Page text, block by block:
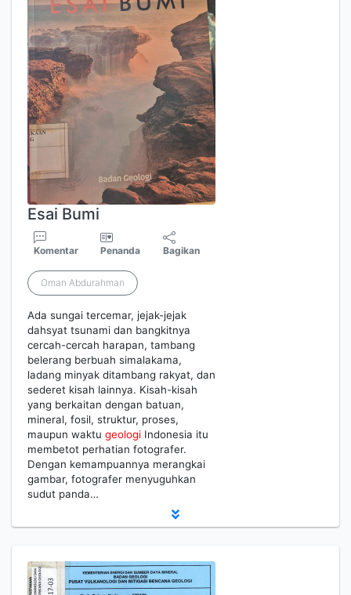
Esai Bumi
Komentar Penanda Bagikan
Oman Abdurahman
Ada sungai tercemar, jejak-jejak
dahsyat tsunami dan bangkitnya
cercah-cercah harapan, tambang
belerang berbuah simalakama,
ladang minyak ditambang rakyat, dan
sederet kisah lainnya. Kisah-kisah
yang berkaitan dengan batuan,
mineral, fosil, struktur, proses,
maupun waktu geologi Indonesia itu
membetot perhatian fotografer.
Dengan kemampuannya merangkai
gambar, fotografer menyuguhkan
sudut panda…